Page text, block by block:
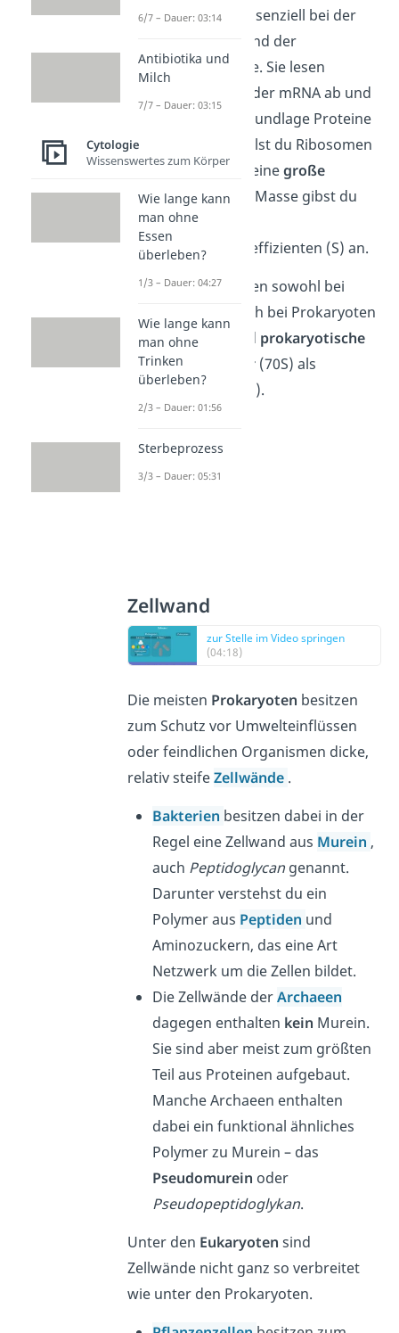
Ribosomensind essenziell bei der
während der
Proteinbiosynthese. Sie lesen
Erbinformationen der mRNA ab und
stellen auf ihrer Grundlage Proteine
her. Dabei unterteilst du Ribosomen
in einekleineund einegroße
Untereinheit. Ihre Masse gibst du
mit dem
Sedimentationskoeffizienten (S) an.
Ribosomen kommen sowohl bei
Eukaryoten als auch bei Prokaryoten
vor. Allerdings sind prokaryotische
Ribosomen
kleiner (70S) als
eukaryotische (80S).
Zellwand
zur Stelle im Video springen
(04:18)
Die meisten Prokaryoten besitzen
zum Schutz vor Umwelteinflüssen
oder feindlichen Organismen dicke,
relativ steifeZellwände .
Bakterien besitzen dabei in der
Regel eine Zellwand aus Murein ,
auch Peptidoglycan genannt.
Darunter verstehst du ein
Polymer aus Peptiden und
Aminozuckern, das eine Art
Netzwerk um die Zellen bildet.
Die Zellwände derArchaeen
dagegen enthalten kein Murein.
Sie sind aber meist zum größten
Teil aus Proteinen aufgebaut.
Manche Archaeen enthalten
dabei ein funktional ähnliches
Polymer zu Murein – das
Pseudomurein oder
Pseudopeptidoglykan.
Unter den Eukaryoten sind
Zellwände nicht ganz so verbreitet
wie unter den Prokaryoten.
6/7 – Dauer: 03:14
Antibiotika und
Milch
7/7 – Dauer: 03:15
Cytologie
Wissenswertes zum Körper
Wie lange kann
man ohne
Essen
überleben?
1/3 – Dauer: 04:27
Wie lange kann
man ohne
Trinken
überleben?
2/3 – Dauer: 01:56
Sterbeprozess
3/3 – Dauer: 05:31